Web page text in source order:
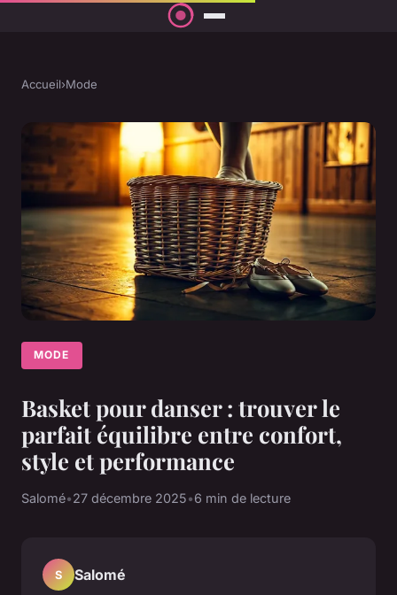
Accueil›Mode
MODE
Basket pour danser : trouver le
parfait équilibre entre confort,
style et performance
Salomé•27 décembre 2025•6 min de lecture
S Salomé